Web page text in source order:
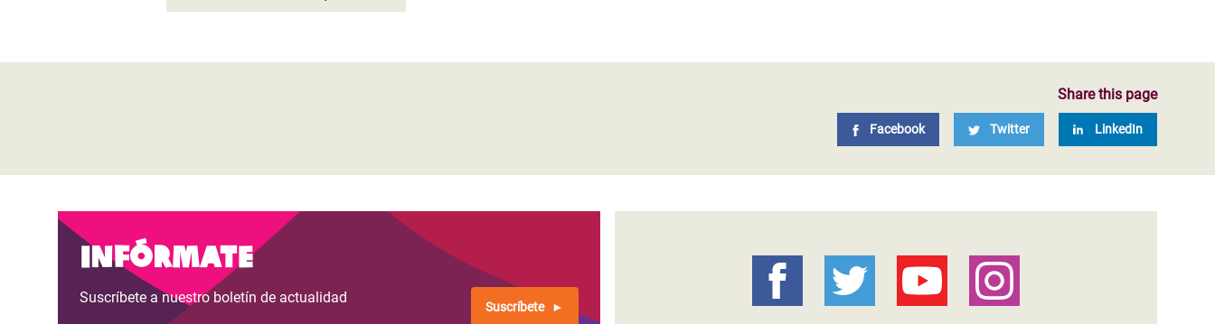
Share this page
Facebook Twitter LinkedIn
Infórmate
Suscríbete a nuestro boletín de actualidad
Suscríbete